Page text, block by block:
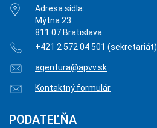
Adresa sídla:
Mýtna 23
811 07 Bratislava
+421 2 572 04 501 (sekretariát)
agentura@apvv.sk
Kontaktný formulár
PODATEĽŇA